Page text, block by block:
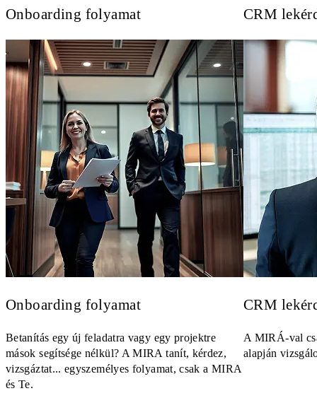
Onboarding folyamat
Onboarding folyamat
Betanítás egy új feladatra vagy egy projektre
mások segítsége nélkül? A MIRA tanít, kérdez,
vizsgáztat... egyszemélyes folyamat, csak a MIRA
és Te.
CRM
CRM
A MIRÁ-val
alapján